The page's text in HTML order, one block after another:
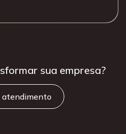
sua empresa?
atendimento